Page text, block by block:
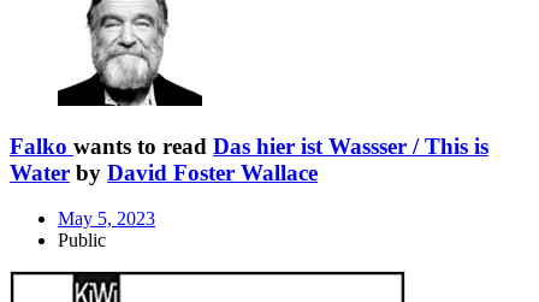
Falko wants to read Das hier ist Wassser / This is
Water by David Foster Wallace
May 5, 2023
Public